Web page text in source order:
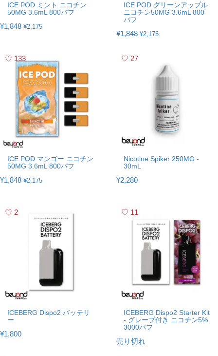
ICE POD ミント ニコチン
50MG 3.6mL 800パフ
¥1,848 ¥2,175
ICE POD グリーンアップル
ニコチン50MG 3.6mL 800
パフ
¥1,848 ¥2,175
133
ICE POD マンゴー ニコチン
50MG 3.6mL 800パフ
¥1,848 ¥2,175
27
Nicotine Spiker 250MG -
30mL
¥2,280
2
ICEBERG Dispo2 バッテリ
ー
¥1,800
11
ICEBERG Dispo2 Starter Kit
- グレープ付き ニコチン5%
3000パフ
売り切れ